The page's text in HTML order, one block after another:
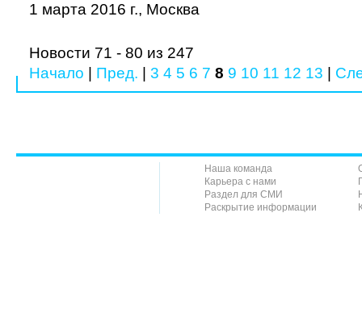
1 марта 2016 г., Москва
Новости 71 - 80 из 247
Начало
Пред. 3 4 5 6 7 8 9 10 11 12 13
Наша команда
Карьера с нами
Раздел для СМИ
Раскрытие информации